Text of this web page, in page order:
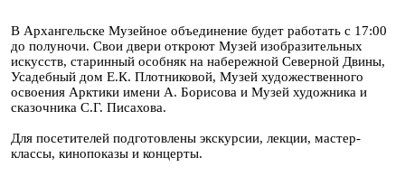
В Архангельске Музейное объединение будет работать с 17:00
до полуночи. Свои двери откроют Музей изобразительных
искусств, старинный особняк на набережной Северной Двины,
Усадебный дом Е.К. Плотниковой, Музей художественного
освоения Арктики имени А. Борисова и Музей художника и
сказочника С.Г. Писахова.
Для посетителей подготовлены экскурсии, лекции, мастер-
классы, кинопоказы и концерты.